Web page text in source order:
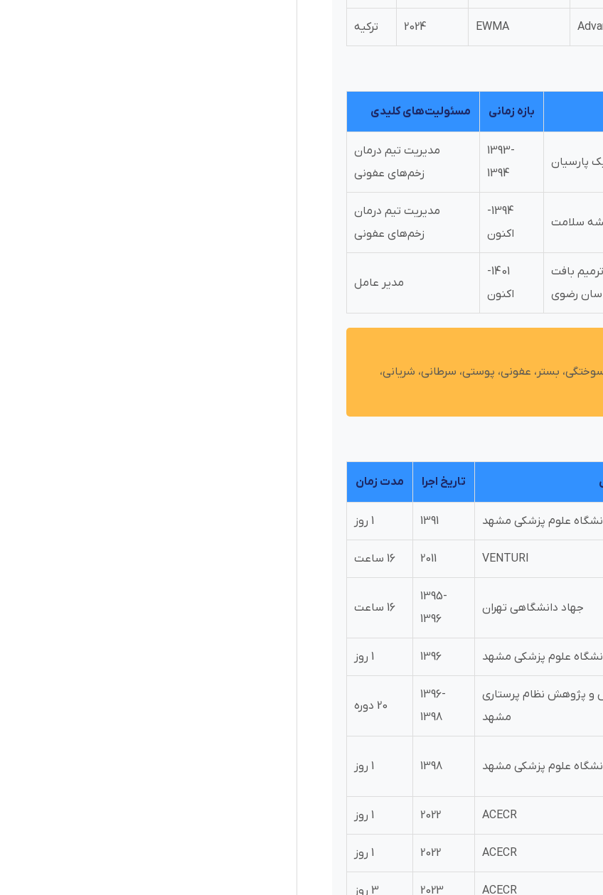
EWMA
2024 ترکیه
بازه زمانی مسئولیت‌های کلیدی
پارسیان
1393-
1394
مدیریت تیم درمان
زخم‌های عفونی
سلامت
1394-
اکنون
مدیریت تیم درمان
زخم‌های عفونی
بافت
رضوی
1401-
اکنون
مدیر عامل
بستر، عفونی، پوستی، سرطانی، شریانی،
تاریخ اجرا مدت زمان
علوم پزشکی مشهد 1391 1 روز
VENTURI
2011 16 ساعت
جهاد دانشگاهی تهران
1395-
1396
16 ساعت
علوم پزشکی مشهد 1396 1 روز
و پژوهش نظام پرستاری
مشهد
1396-
1398
20 دوره
علوم پزشکی مشهد 1398 1 روز
ACECR
2022 1 روز
ACECR
2022 1 روز
ACECR
2023 3 روز